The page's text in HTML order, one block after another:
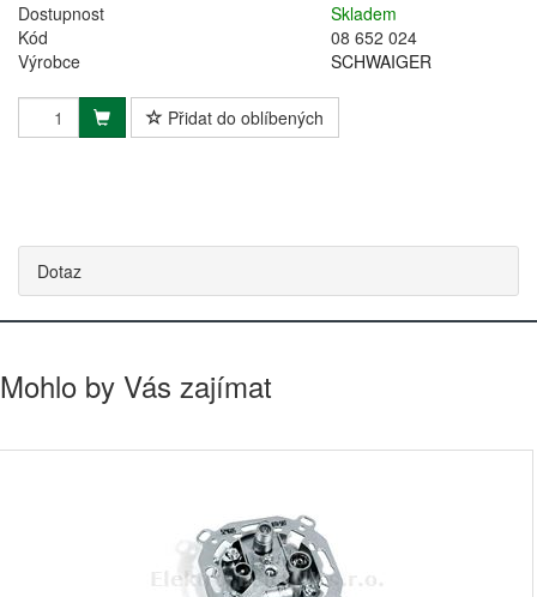
Dostupnost
Skladem
Kód
08 652 024
Výrobce
SCHWAIGER
Přidat do oblíbených
Dotaz
Mohlo by Vás zajímat